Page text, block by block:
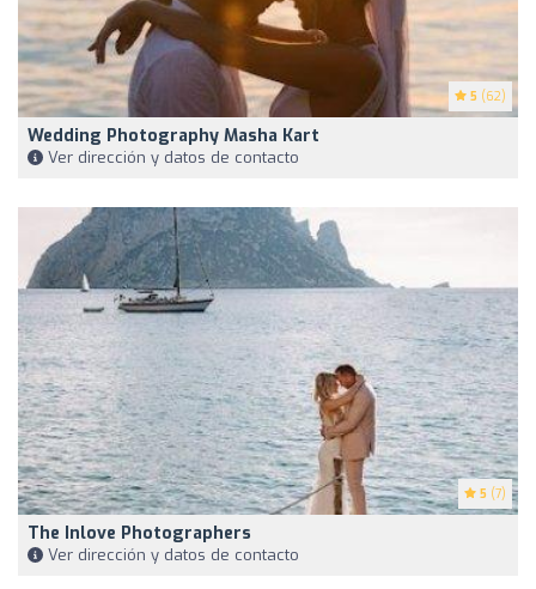
5 (62)
Wedding Photography Masha Kart
Ver dirección y datos de contacto
5 (7)
The Inlove Photographers
Ver dirección y datos de contacto